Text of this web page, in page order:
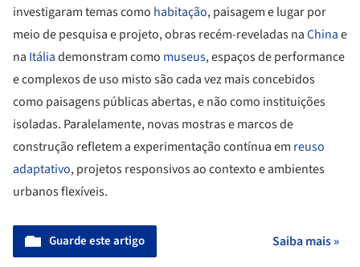
investigaram temas como habitação, paisagem e lugar por
meio de pesquisa e projeto, obras recém-reveladas naChinae
na Itáliademonstram como museus, espaços de performance
e complexos de uso misto são cada vez mais concebidos
como paisagens públicas abertas, e não como instituições
isoladas. Paralelamente, novas mostras e marcos de
construção refletem a experimentação contínua em reuso
adaptativo, projetos responsivos ao contexto e ambientes
urbanos flexíveis.
Guarde este artigo Saiba mais »